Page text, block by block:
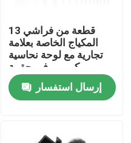
13 قطعة من فراشي
المكياج الخاصة بعلامة
تجارية مع لوحة نحاسية
كرومي في حقيبة
مستحضرات التجميل
إرسال استفسار